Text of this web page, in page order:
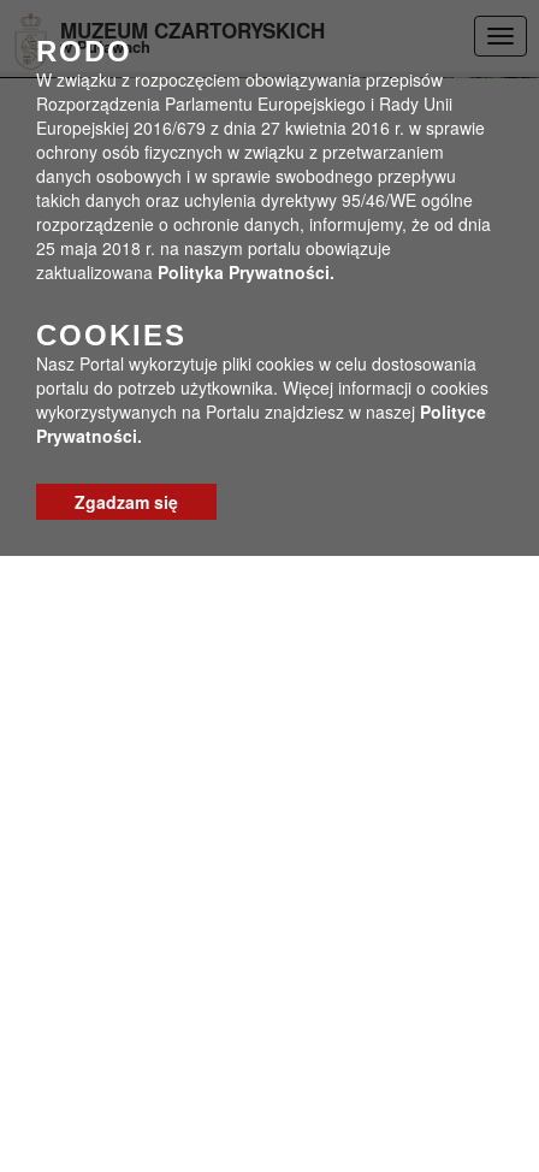
DEKLARACJA DOSTĘPNOŚCI
MUZEUM CZARTORYSKICH
w Puławach
RODO
W związku z rozpoczęciem obowiązywania przepisów
Rozporządzenia Parlamentu Europejskiego i Rady Unii
Europejskiej 2016/679 z dnia 27 kwietnia 2016 r. w sprawie
ochrony osób fizycznych w związku z przetwarzaniem
danych osobowych i w sprawie swobodnego przepływu
takich danych oraz uchylenia dyrektywy 95/46/WE ogólne
rozporządzenie o ochronie danych, informujemy, że od dnia
25 maja 2018 r. na naszym portalu obowiązuje
zaktualizowana Polityka Prywatności.
COOKIES
Nasz Portal wykorzytuje pliki cookies w celu dostosowania
portalu do potrzeb użytkownika. Więcej informacji o cookies
wykorzystywanych na Portalu znajdziesz w naszej Polityce
Prywatności.
Zgadzam się